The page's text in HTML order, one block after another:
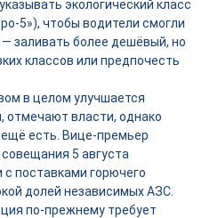
экологический класс
5»), чтобы водители смогли
заливать более дешёвый, но
классов или предпочесть
в целом улучшается
отмечают власти, однако
есть. Вице-премьер
5 августа
поставками горючего
долей независимых АЗС.
по-прежнему требует